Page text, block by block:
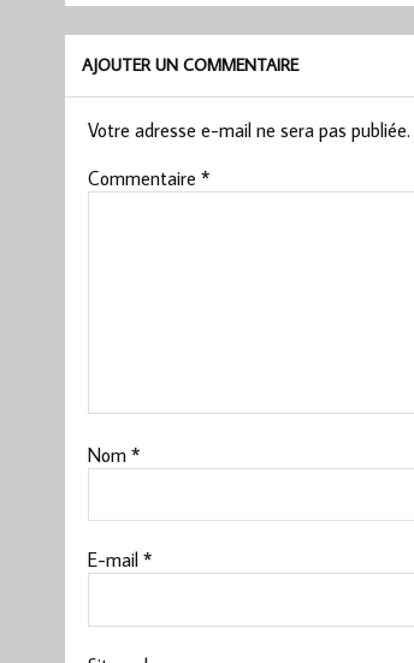
AJOUTER UN COMMENTAIRE
Votre adresse e-mail ne sera pas publiée.
Commentaire *
Nom *
E-mail *